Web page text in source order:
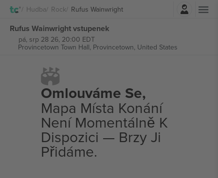
Hudba Rock Rufus WainwrightPřihlásit se
Rufus Wainwright vstupenek
pá, srp 28 26, 20:00 EDT
Provincetown Town Hall, Provincetown, United States
Omlouváme Se,
Mapa Místa Konání
Není Momentálně K
Dispozici — Brzy Ji
Přidáme.